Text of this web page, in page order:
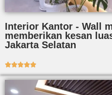
Interior Kantor - Wall
memberikan kesan
Jakarta Selatan
